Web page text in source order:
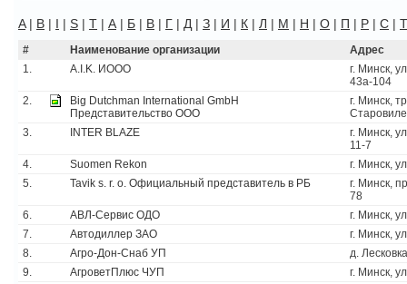
A| B | I | S | T | А | Б | В | Г | Д | З | И | К | Л | М | Н | О | П | Р | С | Т
# Наименование организации
Адрес
1.
A.I.K. ИООО
г. Минск,
43а-104
2.
Big Dutchman International GmbH
Представительство ООО
г. Минск,
3.
INTER BLAZE
г. Минск,
11-7
4.
Suomen Rekon
г. Минск,
5.
Tavik s. r. o. Официальный представитель в РБ
г. Минск,
78
6.
АВЛ-Сервис ОДО
г. Минск,
7.
Автодиллер ЗАО
г. Минск,
8.
Агро-Дон-Снаб УП
д.
9.
АгроветПлюс ЧУП
г. Минск,